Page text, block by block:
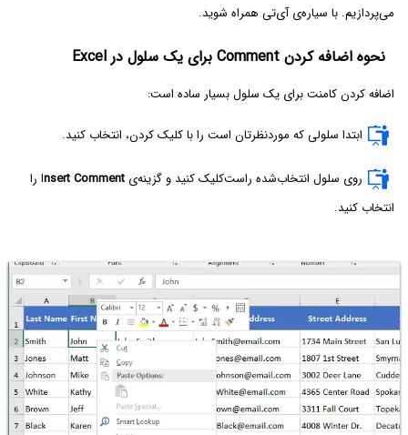
می‌پردازیم. با سیاره‌ی آی‌تی همراه شوید.
نحوه اضافه کردن Comment برای یک سلول در Excel
اضافه کردن کامنت برای یک سلول بسیار ساده است:
ابتدا سلولی که موردنظرتان است را با کلیک کردن، انتخاب کنید.
روی سلول انتخاب‌شده راست‌کلیک کنید و گزینه‌ی I nsert Comment را
انتخاب کنید.